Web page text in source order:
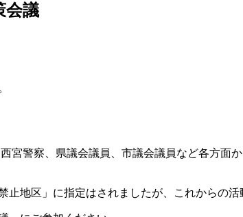
会議
宮警察、県議会議員、市議会議員など各方面
地区」に指定はされましたが、これからの活